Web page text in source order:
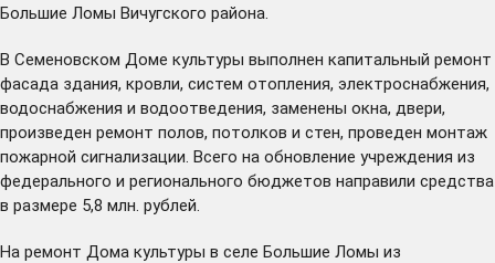
Большие Ломы Вичугского района.
В Семеновском Доме культуры выполнен капитальный ремонт
фасада здания, кровли, систем отопления, электроснабжения,
водоснабжения и водоотведения, заменены окна, двери,
произведен ремонт полов, потолков и стен, проведен монтаж
пожарной сигнализации. Всего на обновление учреждения из
федерального и регионального бюджетов направили средства
в размере 5,8 млн. рублей.
На ремонт Дома культуры в селе Большие Ломы из